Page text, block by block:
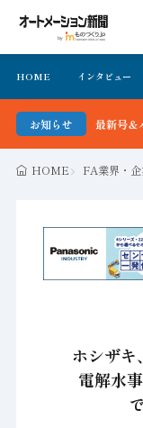
HOME インタビュー
お知らせ
新聞 最新号＆バックナン
HOME FA業界・
ホシザキ
電解水